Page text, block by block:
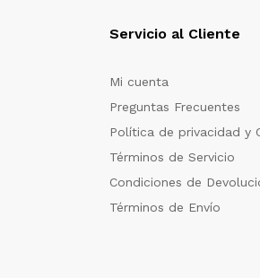
Servicio al Cliente
Mi cuenta
Preguntas Frecuentes
Política de privacidad y
Términos de Servicio
Condiciones de
Términos de Envío